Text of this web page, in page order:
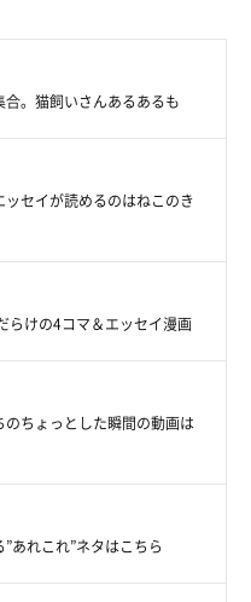
。猫飼いさんあるあるも
セイが読めるのはねこのき
らけの4コマ＆エッセイ漫画
ちょっとした瞬間の動画は
あれこれ”ネタはこちら